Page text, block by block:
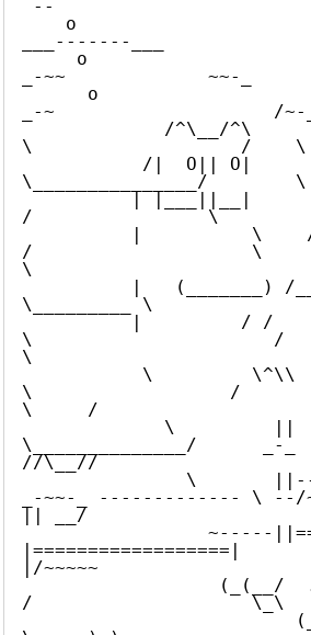
___-------___
     o
_-~~             ~~-_
      o
_-~                    /~-
             /^\__/^\         /~
\                   /    \
\_______________/        \
          | |___||__|      /
/                \
/                    \
\
\_________ \
          |         / /
\                      /
\
\                  /
\     /
\______________/      _-_
//\__//
               \       ||------
_-~~-_ ------------- \ --/
|| __/
                 ~-----||====/~
|==================|
|/~~~~~
                  (_(__/  ./
/                    \_\
                         (_(___/